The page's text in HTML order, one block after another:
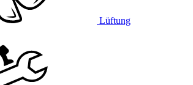
Lüftung